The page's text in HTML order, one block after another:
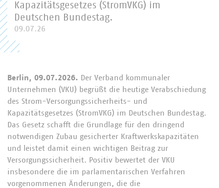
Kapazitätsgesetzes (StromVKG) im
Deutschen Bundestag.
09.07.26
Berlin, 09.07.2026. Der Verband kommunaler
Unternehmen (VKU) begrüßt die heutige Verabschiedung
des Strom-Versorgungssicherheits- und
Kapazitätsgesetzes (StromVKG) im Deutschen Bundestag.
Das Gesetz schafft die Grundlage für den dringend
notwendigen Zubau gesicherter Kraftwerkskapazitäten
und leistet damit einen wichtigen Beitrag zur
Versorgungssicherheit. Positiv bewertet der VKU
insbesondere die im parlamentarischen Verfahren
vorgenommenen Änderungen, die die